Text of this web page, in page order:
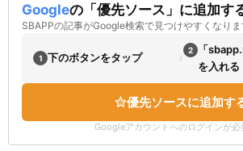
Googleの「優先ソース」に追加す
SBAPPの記事がGoogle検索で見つけやすくなりま
1 下のボタンをタップ › 2
「
を入れる
優先ソースに追加す
Googleアカウントへのログインが必